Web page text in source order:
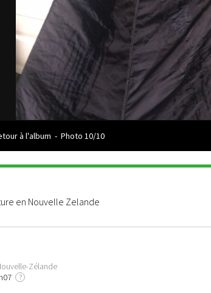
à l'album - Photo 10/10
en Nouvelle Zelande
Zélande
?